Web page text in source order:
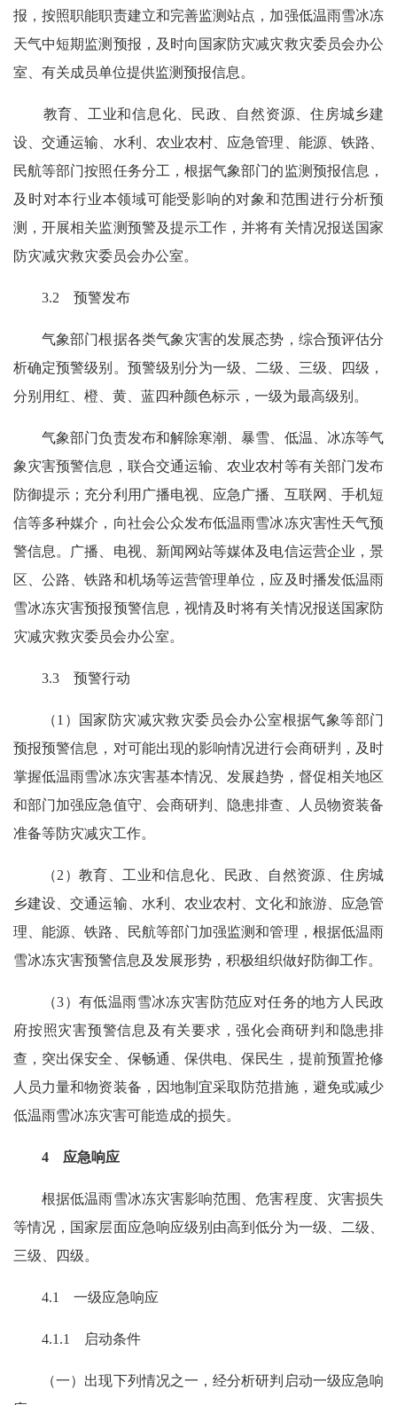
报，按照职能职责建立和完善监测站点，加强低温雨雪冰冻
天气中短期监测预报，及时向国家防灾减灾救灾委员会办公
室、有关成员单位提供监测预报信息。
教育、工业和信息化、民政、自然资源、住房城乡建
设、交通运输、水利、农业农村、应急管理、能源、铁路、
民航等部门按照任务分工，根据气象部门的监测预报信息，
及时对本行业本领域可能受影响的对象和范围进行分析预
测，开展相关监测预警及提示工作，并将有关情况报送国家
防灾减灾救灾委员会办公室。
3.2 预警发布
气象部门根据各类气象灾害的发展态势，综合预评估分
析确定预警级别。预警级别分为一级、二级、三级、四级，
分别用红、橙、黄、蓝四种颜色标示，一级为最高级别。
气象部门负责发布和解除寒潮、暴雪、低温、冰冻等气
象灾害预警信息，联合交通运输、农业农村等有关部门发布
防御提示；充分利用广播电视、应急广播、互联网、手机短
信等多种媒介，向社会公众发布低温雨雪冰冻灾害性天气预
警信息。广播、电视、新闻网站等媒体及电信运营企业，景
区、公路、铁路和机场等运营管理单位，应及时播发低温雨
雪冰冻灾害预报预警信息，视情及时将有关情况报送国家防
灾减灾救灾委员会办公室。
3.3 预警行动
（1）国家防灾减灾救灾委员会办公室根据气象等部门
预报预警信息，对可能出现的影响情况进行会商研判，及时
掌握低温雨雪冰冻灾害基本情况、发展趋势，督促相关地区
和部门加强应急值守、会商研判、隐患排查、人员物资装备
准备等防灾减灾工作。
（2）教育、工业和信息化、民政、自然资源、住房城
乡建设、交通运输、水利、农业农村、文化和旅游、应急管
理、能源、铁路、民航等部门加强监测和管理，根据低温雨
雪冰冻灾害预警信息及发展形势，积极组织做好防御工作。
（3）有低温雨雪冰冻灾害防范应对任务的地方人民政
府按照灾害预警信息及有关要求，强化会商研判和隐患排
查，突出保安全、保畅通、保供电、保民生，提前预置抢修
人员力量和物资装备，因地制宜采取防范措施，避免或减少
低温雨雪冰冻灾害可能造成的损失。
4 应急响应
根据低温雨雪冰冻灾害影响范围、危害程度、灾害损失
等情况，国家层面应急响应级别由高到低分为一级、二级、
三级、四级。
4.1 一级应急响应
4.1.1 启动条件
（一）出现下列情况之一，经分析研判启动一级应急响